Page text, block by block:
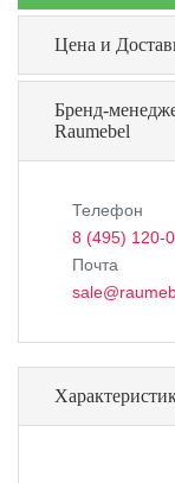
Цена и
Бренд-
Raumebel
Телефон
8 (495) 120-
Почта